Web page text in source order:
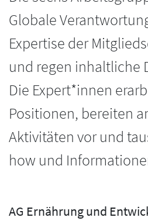
Globale
Expertise der
und regen inhaltliche
Die Expert*innen
Positionen, bereiten
Aktivitäten vor und
how und
AG Ernährung und